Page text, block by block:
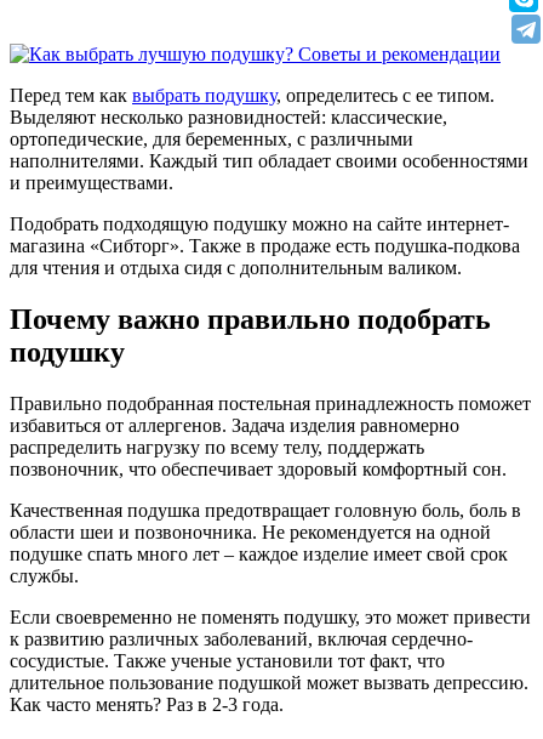
Перед тем как выбрать подушку, определитесь с ее типом.
Выделяют несколько разновидностей: классические,
ортопедические, для беременных, с различными
наполнителями. Каждый тип обладает своими особенностями
и преимуществами.
Подобрать подходящую подушку можно на сайте интернет-
магазина «Сибторг». Также в продаже есть подушка-подкова
для чтения и отдыха сидя с дополнительным валиком.
Почему важно правильно подобрать
подушку
Правильно подобранная постельная принадлежность поможет
избавиться от аллергенов. Задача изделия равномерно
распределить нагрузку по всему телу, поддержать
позвоночник, что обеспечивает здоровый комфортный сон.
Качественная подушка предотвращает головную боль, боль в
области шеи и позвоночника. Не рекомендуется на одной
подушке спать много лет – каждое изделие имеет свой срок
службы.
Если своевременно не поменять подушку, это может привести
к развитию различных заболеваний, включая сердечно-
сосудистые. Также ученые установили тот факт, что
длительное пользование подушкой может вызвать депрессию.
Как часто менять? Раз в 2-3 года.